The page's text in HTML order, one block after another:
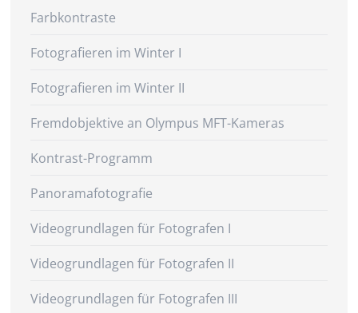
Farbkontraste
Fotografieren im Winter I
Fotografieren im Winter II
Fremdobjektive an Olympus MFT-Kameras
Kontrast-Programm
Panoramafotografie
Videogrundlagen für Fotografen I
Videogrundlagen für Fotografen II
Videogrundlagen für Fotografen III